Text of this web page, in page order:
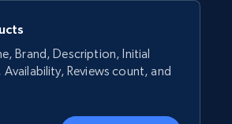
Brand, Description, Initial
Reviews count, and